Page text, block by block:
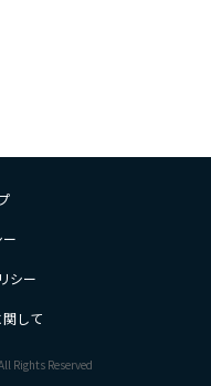
シー
して
Rights Reserved